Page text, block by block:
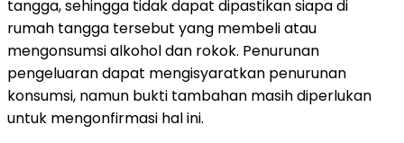
tangga, sehingga tidak dapat dipastikan siapa di
rumah tangga tersebut yang membeli atau
mengonsumsi alkohol dan rokok. Penurunan
pengeluaran dapat mengisyaratkan penurunan
konsumsi, namun bukti tambahan masih diperlukan
untuk mengonfirmasi hal ini.